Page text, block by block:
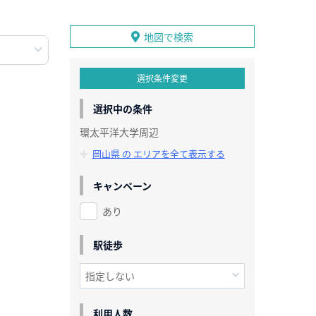
地図で検索
選択条件変更
選択中の条件
環太平洋大学周辺
岡山県 の エリアを全て表示する
キャンペーン
あり
駅徒歩
利用人数